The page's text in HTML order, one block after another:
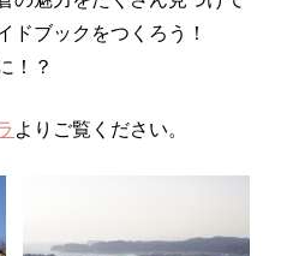
ドブックをつくろう！
！？
よりご覧ください。